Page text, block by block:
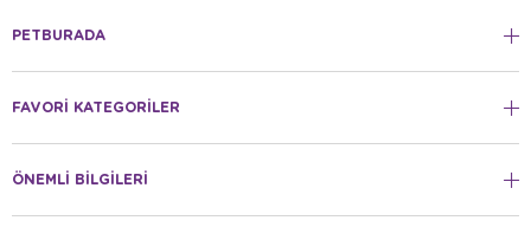
PETBURADA
FAVORİ KATEGORİLER
ÖNEMLİ BİLGİLERİ